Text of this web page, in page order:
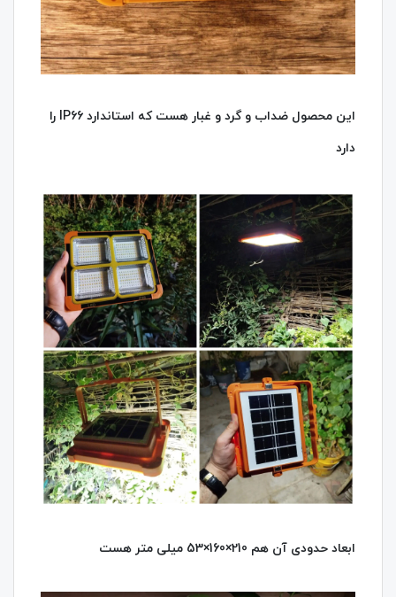
این محصول ضداب و گرد و غبار هست که استاندارد IP66 را
دارد
ابعاد حدودی آن هم 210×160×53 میلی متر هست